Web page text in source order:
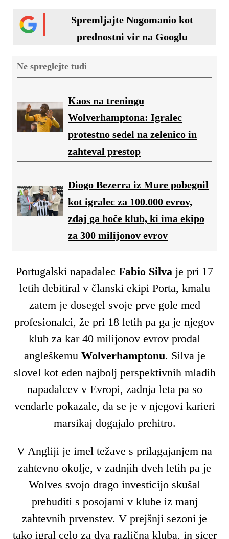
Spremljajte Nogomanio kot
prednostni vir na Googlu
Ne spreglejte tudi
Kaos na treningu
Wolverhamptona: Igralec
protestno sedel na zelenico in
zahteval prestop
Diogo Bezerra iz Mure pobegnil
kot igralec za 100.000 evrov,
zdaj ga hoče klub, ki ima ekipo
za 300 milijonov evrov
Portugalski napadalec Fabio Silva je pri 17
letih debitiral v članski ekipi Porta, kmalu
zatem je dosegel svoje prve gole med
profesionalci, že pri 18 letih pa ga je njegov
klub za kar 40 milijonov evrov prodal
angleškemu Wolverhamptonu. Silva je
slovel kot eden najbolj perspektivnih mladih
napadalcev v Evropi, zadnja leta pa so
vendarle pokazale, da se je v njegovi karieri
marsikaj dogajalo prehitro.
V Angliji je imel težave s prilagajanjem na
zahtevno okolje, v zadnjih dveh letih pa je
Wolves svojo drago investicijo skušal
prebuditi s posojami v klube iz manj
zahtevnih prvenstev. V prejšnji sezoni je
tako igral celo za dva različna kluba, in sicer